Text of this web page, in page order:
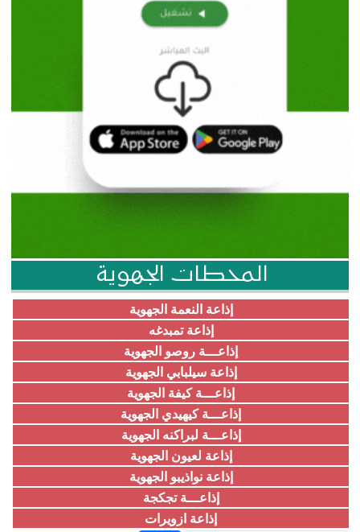
المحطات الجهوية
إذاعة النعمة الجهوية
إذاعة تمبدغه
إذاعـــة روصو الجهوية
إذاعة سيلبابي الجهوية
إذاعـــة كيفة الجهوية
إذاعـــة كيهيدي الجهوية
إذاعـــة لبراكنه الجهوية
إذاعة لعيون الجهوية
إذاعة نواذيبو الجهوية
إذاعـــة تجكجة
إذاعة ازويرات